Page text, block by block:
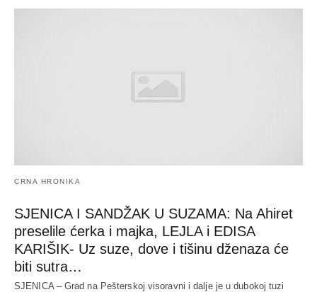
CRNA HRONIKA
SJENICA I SANDŽAK U SUZAMA: Na Ahiret
preselile ćerka i majka, LEJLA i EDISA
KARIŠIK- Uz suze, dove i tišinu dženaza će
biti sutra…
SJENICA – Grad na Pešterskoj visoravni i dalje je u dubokoj tuzi